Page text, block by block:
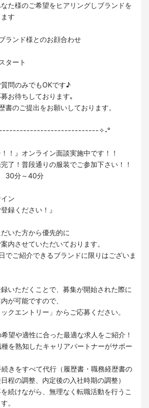
た様のご希望をヒアリングしブランドを
す
ランド様とのお顔合わせ
タート
問のみでもOKです♪
お待ちしております｡
書のご提出をお願いしております。
✧˖°
！！』オンライン面談実施中です！！
了！普段通りの服装でご参加下さい！！
30分～40分
ン
録ください！』
いた方から優先的に
内させていただいております。
でご紹介できるブランドに限りはございま
いただくことで、募集が開始された際に
が可能ですので、
クエントリー」からご応募ください。
望や適性に合った最適な求人をご紹介！
を熟知したキャリアパートナーがサポー
きをすべて代行（履歴書・職務経歴書の
程の調整、内定後の入社時期の調整）
続けながら、無理なく転職活動を行うこ
。